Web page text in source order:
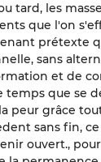
tard, les
que l'on
prétexte
sans
et de
temps que se
peur grâce
sans fin,
ouvert.,